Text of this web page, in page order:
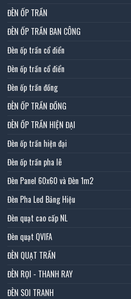
ĐÈN ỐP TRẦN
ĐÈN ỐP TRẦN BAN CÔNG
Đèn ốp trần cổ điển
Đèn ốp trần cổ điển
Đèn ốp trần đồng
ĐÈN ỐP TRẦN ĐỒNG
ĐÈN ỐP TRẦN HIỆN ĐẠI
Đèn ốp trần hiện đại
Đèn ốp trần pha lê
Đèn Panel 60x60 và Đèn 1m2
Đèn Pha Led Bảng Hiệu
Đèn quạt cao cấp NL
Đèn quạt QVIFA
ĐÈN QUẠT TRẦN
ĐÈN RỌI - THANH RAY
ĐÈN SOI TRANH